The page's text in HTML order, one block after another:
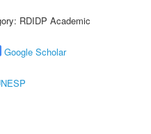
RDIDP Academic
Google Scholar